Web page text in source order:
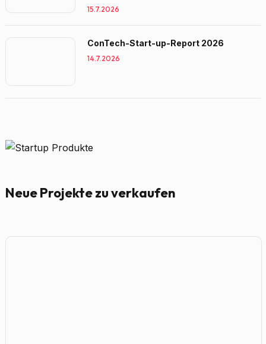
15.7.2026
ConTech-Start-up-Report 2026
14.7.2026
Neue Projekte zu verkaufen